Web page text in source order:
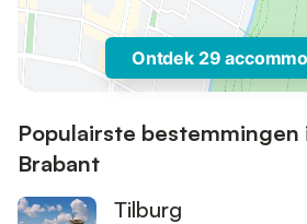
Ontdek 29
Populairste bestemmingen
Brabant
Tilburg